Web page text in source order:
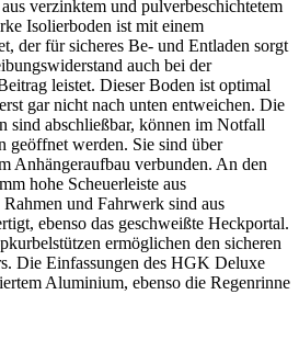
verzinktem und pulverbeschichtetem
Isolierboden ist mit einem
der für sicheres Be- und Entladen sorgt
auch bei der
leistet. Dieser Boden ist optimal
gar nicht nach unten entweichen. Die
sind abschließbar, können im Notfall
geöffnet werden. Sie sind über
Anhängeraufbau verbunden. An den
hohe Scheuerleiste aus
und Fahrwerk sind aus
ebenso das geschweißte Heckportal.
ermöglichen den sicheren
Die Einfassungen des HGK Deluxe
Aluminium, ebenso die Regenrinne